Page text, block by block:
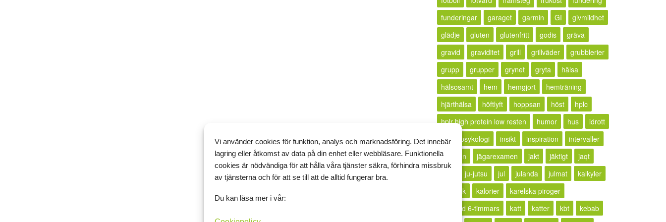
funderingar
garaget garmin GI
givmildhet
glädje
gluten glutenfritt godis
gräva
gravid
graviditet grill grillväder
grubblerier
grupp
grupper grynet gryta
hälsa
hälsosamt
hem hemgjort
hemträning
hjärthälsa
höftlyft hoppsan höst
hplc
hplr high protein low resten
humor hus
idrott
idrottspsykologi
insikt inspiration
intervaller
irritation
jägarexamen jakt jäktigt
jaqt
ju-jutsu jul julanda julmat
kalkyler
källkritik
kalorier
karelska piroger
karlstad 6-timmars
katt katter kbt
kebab
Vi använder cookies för funktion, analys och marknadsföring. Det innebär
lagring eller åtkomst av data på din enhet eller webbläsare. Funktionella
cookies är nödvändiga för att hålla våra tjänster säkra, förhindra missbruk
av tjänsterna och för att se till att de alltid fungerar bra.
Du kan läsa mer i vår: